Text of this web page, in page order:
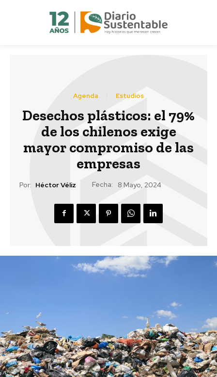
Agenda Estudios
Desechos plásticos: el 79%
de los chilenos exige
mayor compromiso de las
empresas
Por: Héctor Véliz Fecha: 8 Mayo, 2024